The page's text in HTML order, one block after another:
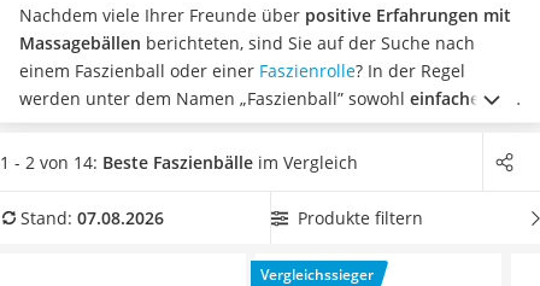
E-Bike-Dreirad
Trekkingschuhe Herren
Reisetasche mit Rollen
Klimmzugstation
Koffer
Nachtsichtgerät
Handgepäck-Koffer
Nachdem viele Ihrer Freunde über positive Erfahrungen mit
Massagebällen berichteten, sind Sie auf der Suche nach
einem Faszienball oder einer Faszienrolle? In der Regel
werden unter dem Namen „Faszienball” sowohl einfache als
auch doppelte Faszienbällegeführt. Zusammen bilden sie
eine gute Grundlage für Ihrgezieltes Faszien-Training
. Einige
diversen Faszienball-Tests im Internet empfohlen werden.
Bodymate Mini-Fasziensatz* mit seinen
1 - 2 von 14: Beste Faszienbälle im Vergleich
Stand: 07.08.2026 Produkte filtern
Vergleichssieger